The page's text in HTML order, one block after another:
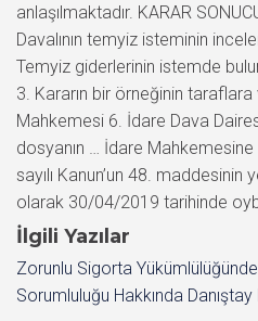
anlaşılmaktadır. KARAR
Davalının temyiz isteminin
Temyiz giderlerinin istemde
3. Kararın bir örneğinin
Mahkemesi 6. İdare Dava
dosyanın … İdare
sayılı Kanun’un 48. maddesinin
olarak 30/04/2019 tarihinde
İlgili Yazılar
Zorunlu Sigorta
Sorumluluğu Hakkında Danıştay